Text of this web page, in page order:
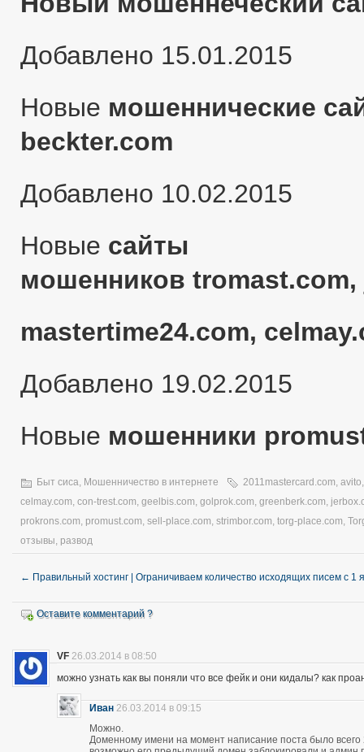
Добавлено 15.01.2015
Новые мошеннические
beckter.com
Добавлено 10.02.2015
Новые сайты
мошенников
mastertime24.com,
Добавлено 19.02.2015
Новые мошенники
Быт сиса, Мошенничество в интернете 2011mastercard.com, avito
celmay.com, con-trest.com, geelbis.com, golprok.com, greenberk.com,
prokrons.com, promust.com, sell-place.com, strimbor.com, torg-place.com,
отзывы, развод
← Правильный хостинг | Ограничиваем количество исходящих писем с 1
Оставите комментарий ?
VF 26.03.2014 в 08:50
можно узнать как вы поняли что все фейк и они кидалы? как
Иван 26.03.2014 в 09:15
Можно.
Доменному имени на момент написание поста было